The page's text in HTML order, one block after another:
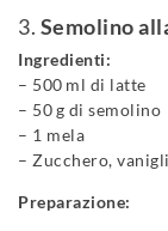
3. Semolino
Ingredienti:
– 500 ml di latte
– 50 g di semolino
– 1 mela
– Zucchero,
Preparazione: